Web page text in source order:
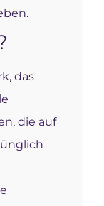
das
die auf